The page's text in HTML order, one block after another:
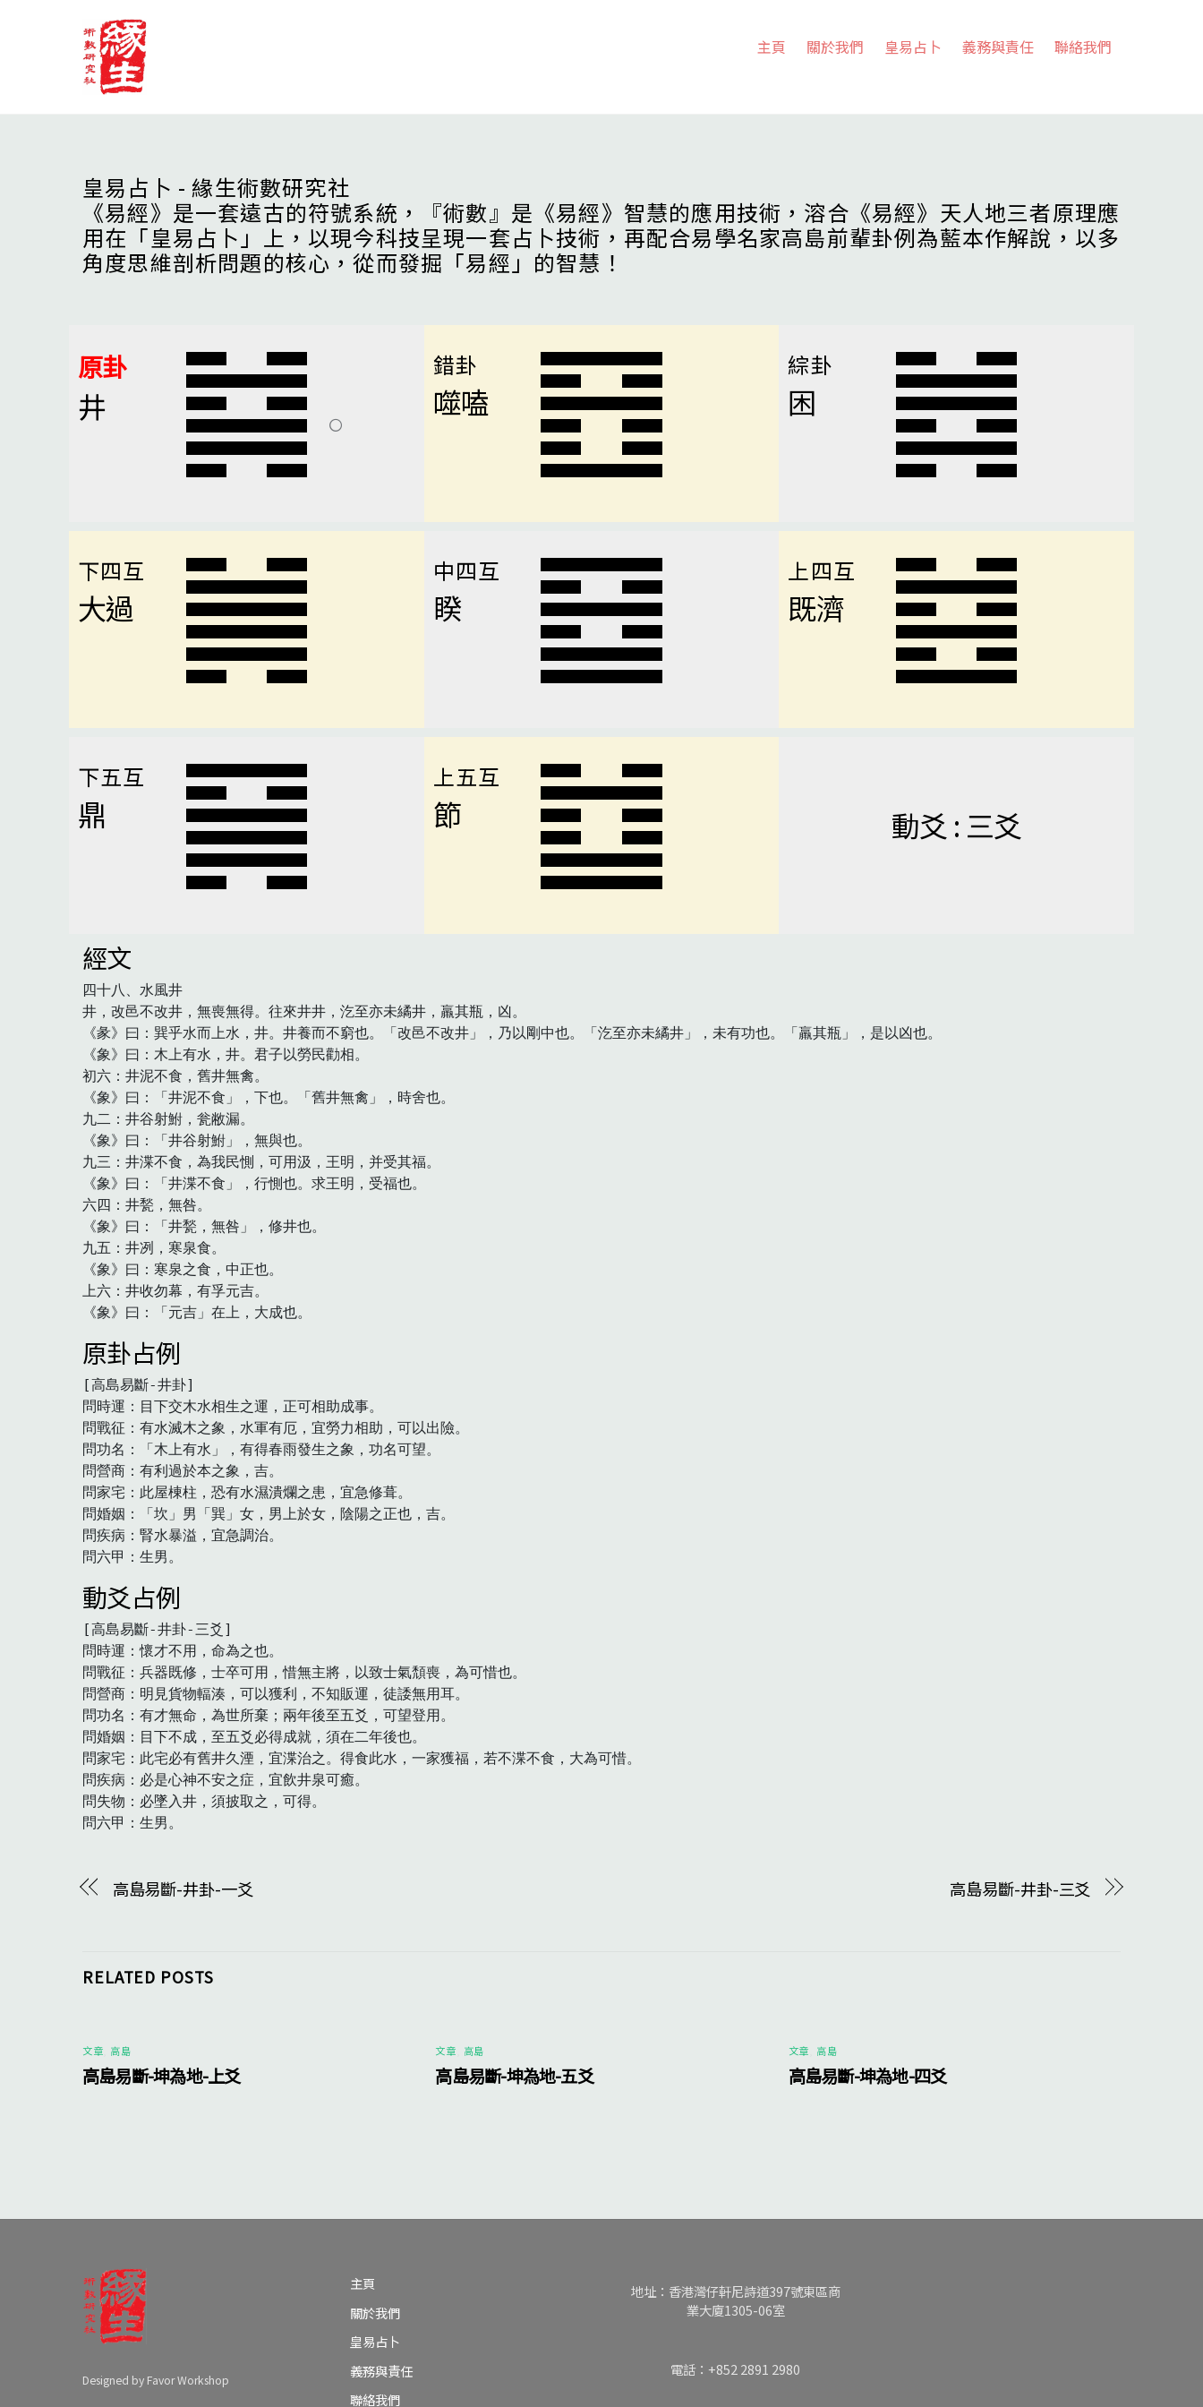
主頁 關於我們 皇易占卜 義務與責任 聯絡我們
皇易占卜 - 緣生術數研究社
《易經》是一套遠古的符號系統，『術數』是《易經》智慧的應用技術，溶合《易經》天人地三者原理應
用在「皇易占卜」上，以現今科技呈現一套占卜技術，再配合易學名家高島前輩卦例為藍本作解說，以多
角度思維剖析問題的核心，從而發掘「易經」的智慧！
原卦
井
錯卦
噬嗑
綜卦
困
下四互
大過
中四互
睽
上四互
既濟
下五互
鼎
上五互
節 動爻 : 三爻
經文
四十八、水風井
井，改邑不改井，無喪無得。往來井井，汔至亦未繘井，羸其瓶，凶。
《彖》曰：巽乎水而上水，井。井養而不窮也。「改邑不改井」，乃以剛中也。「汔至亦未繘井」，未有功也。「羸其瓶」，是以凶也。
《象》曰：木上有水，井。君子以勞民勸相。
初六：井泥不食，舊井無禽。
《象》曰：「井泥不食」，下也。「舊井無禽」，時舍也。
九二：井谷射鮒，瓮敝漏。
《象》曰：「井谷射鮒」，無與也。
九三：井渫不食，為我民惻，可用汲，王明，并受其福。
《象》曰：「井渫不食」，行惻也。求王明，受福也。
六四：井甃，無咎。
《象》曰：「井甃，無咎」，修井也。
九五：井冽，寒泉食。
《象》曰：寒泉之食，中正也。
上六：井收勿幕，有孚元吉。
《象》曰：「元吉」在上，大成也。
原卦占例
[高島易斷-井卦]
問時運：目下交木水相生之運，正可相助成事。
問戰征：有水滅木之象，水軍有厄，宜勞力相助，可以出險。
問功名：「木上有水」，有得春雨發生之象，功名可望。
問營商：有利過於本之象，吉。
問家宅：此屋棟柱，恐有水濕潰爛之患，宜急修葺。
問婚姻：「坎」男「巽」女，男上於女，陰陽之正也，吉。
問疾病：腎水暴溢，宜急調治。
問六甲：生男。
動爻占例
[高島易斷-井卦-三爻]
問時運：懷才不用，命為之也。
問戰征：兵器既修，士卒可用，惜無主將，以致士氣頹喪，為可惜也。
問營商：明見貨物輻湊，可以獲利，不知販運，徒諉無用耳。
問功名：有才無命，為世所棄；兩年後至五爻，可望登用。
問婚姻：目下不成，至五爻必得成就，須在二年後也。
問家宅：此宅必有舊井久湮，宜渫治之。得食此水，一家獲福，若不渫不食，大為可惜。
問疾病：必是心神不安之症，宜飲井泉可癒。
問失物：必墜入井，須披取之，可得。
問六甲：生男。
高島易斷-井卦-一爻 高島易斷-井卦-三爻
RELATED POSTS
文章 高島
高島易斷-坤為地-上爻
文章 高島
高島易斷-坤為地-五爻
文章 高島
高島易斷-坤為地-四爻
Designed by Favor Workshop
主頁
關於我們
皇易占卜
義務與責任
聯絡我們
地址：香港灣仔軒尼詩道397號東區商
業大廈1305-06室
電話：+852 2891 2980